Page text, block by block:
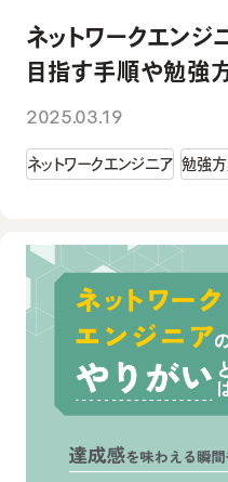
ネットワークエンジ
目指す手順や勉強
2025.03.19
ネットワークエンジニア 勉強